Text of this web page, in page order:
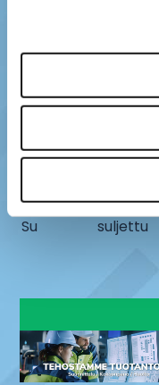
MYYMÄLÄ
Kauhajoki
AUKIOLOAJAT
La
9-13
Su
suljettu